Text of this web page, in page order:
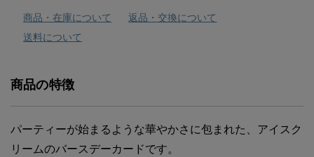
商品・在庫について
返品・交換について
送料について
商品の特徴
パーティーが始まるような華やかさに包まれた、アイスク
リームのバースデーカードです。